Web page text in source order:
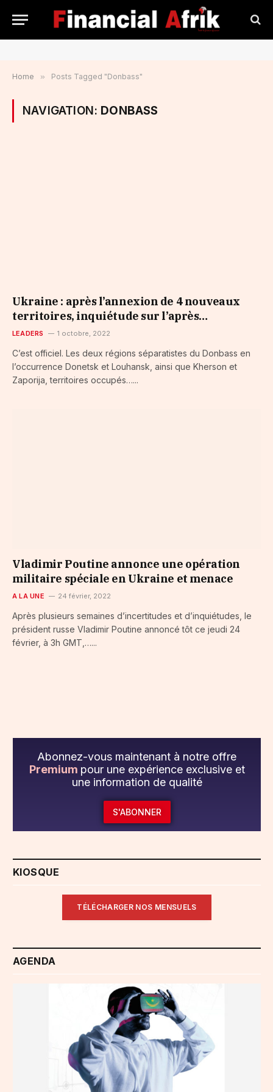
Home » Posts Tagged "Donbass"
NAVIGATION: DONBASS
Ukraine : après l’annexion de 4 nouveaux
territoires, inquiétude sur l’après…
LEADERS 1 octobre, 2022
C’est officiel. Les deux régions séparatistes du Donbass en
l’occurrence Donetsk et Louhansk, ainsi que Kherson et
Zaporija, territoires occupés…...
Vladimir Poutine annonce une opération
militaire spéciale en Ukraine et menace
A LA UNE 24 février, 2022
Après plusieurs semaines d’incertitudes et d’inquiétudes, le
président russe Vladimir Poutine annoncé tôt ce jeudi 24
février, à 3h GMT,…...
Abonnez-vous maintenant à notre offre
Premium pour une expérience exclusive et
une information de qualité
S'ABONNER
KIOSQUE
TÉLÉCHARGER NOS MENSUELS
AGENDA